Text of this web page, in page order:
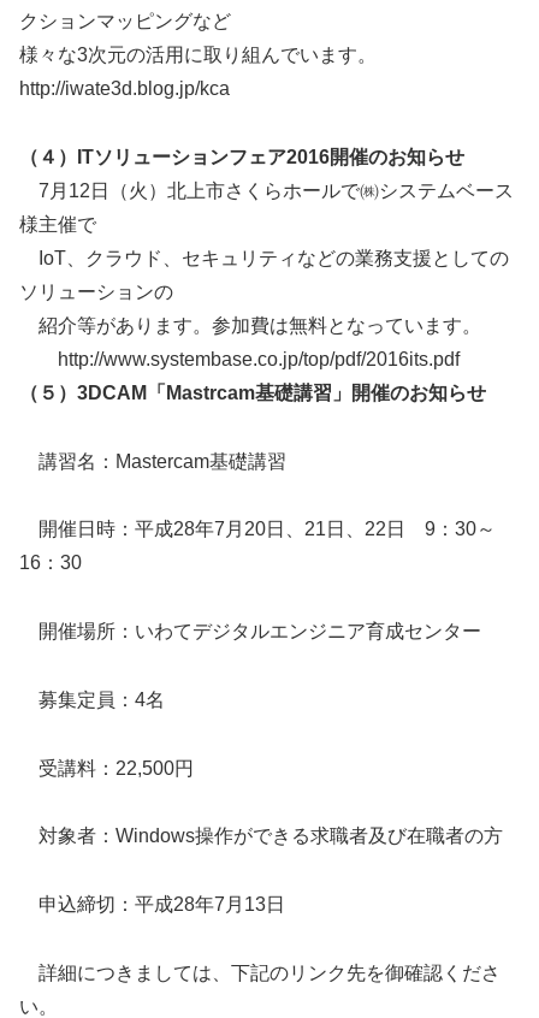
クションマッピングなど
様々な3次元の活用に取り組んでいます。
http://iwate3d.blog.jp/kca
（４）ITソリューションフェア2016開催のお知らせ
7月12日（火）北上市さくらホールで㈱システムベース
様主催で
IoT、クラウド、セキュリティなどの業務支援としての
ソリューションの
紹介等があります。参加費は無料となっています。
http://www.systembase.co.jp/top/pdf/2016its.pdf
（５）3DCAM「Mastrcam基礎講習」開催のお知らせ
講習名：Mastercam基礎講習
開催日時：平成28年7月20日、21日、22日 9：30～
16：30
開催場所：いわてデジタルエンジニア育成センター
募集定員：4名
受講料：22,500円
対象者：Windows操作ができる求職者及び在職者の方
申込締切：平成28年7月13日
詳細につきましては、下記のリンク先を御確認くださ
い。